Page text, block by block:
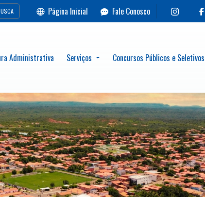
Página Inicial Fale Conosco
Administrativa Serviços Concursos Públicos e Seletivos